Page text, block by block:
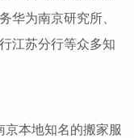
华为南京研究所、
江苏分行等众多知
本地知名的搬家服